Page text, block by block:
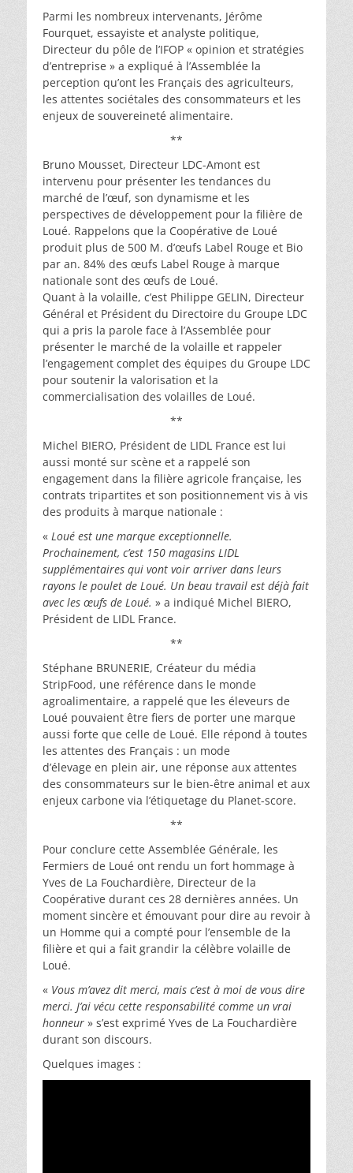
Parmi les nombreux intervenants, Jérôme
Fourquet, essayiste et analyste politique,
Directeur du pôle de l’IFOP « opinion et stratégies
d’entreprise » a expliqué à l’Assemblée la
perception qu’ont les Français des agriculteurs,
les attentes sociétales des consommateurs et les
enjeux de souvereineté alimentaire.
**
Bruno Mousset, Directeur LDC-Amont est
intervenu pour présenter les tendances du
marché de l’œuf, son dynamisme et les
perspectives de développement pour la filière de
Loué. Rappelons que la Coopérative de Loué
produit plus de 500 M. d’œufs Label Rouge et Bio
par an. 84% des œufs Label Rouge à marque
nationale sont des œufs de Loué.
Quant à la volaille, c’est Philippe GELIN, Directeur
Général et Président du Directoire du Groupe LDC
qui a pris la parole face à l’Assemblée pour
présenter le marché de la volaille et rappeler
l’engagement complet des équipes du Groupe LDC
pour soutenir la valorisation et la
commercialisation des volailles de Loué.
**
Michel BIERO, Président de LIDL France est lui
aussi monté sur scène et a rappelé son
engagement dans la filière agricole française, les
contrats tripartites et son positionnement vis à vis
des produits à marque nationale :
« Loué est une marque exceptionnelle.
Prochainement, c’est 150 magasins LIDL
supplémentaires qui vont voir arriver dans leurs
rayons le poulet de Loué. Un beau travail est déjà fait
avec les œufs de Loué. » a indiqué Michel BIERO,
Président de LIDL France.
**
Stéphane BRUNERIE, Créateur du média
StripFood, une référence dans le monde
agroalimentaire, a rappelé que les éleveurs de
Loué pouvaient être fiers de porter une marque
aussi forte que celle de Loué. Elle répond à toutes
les attentes des Français : un mode
d’élevage en plein air, une réponse aux attentes
des consommateurs sur le bien-être animal et aux
enjeux carbone via l’étiquetage du Planet-score.
**
Pour conclure cette Assemblée Générale, les
Fermiers de Loué ont rendu un fort hommage à
Yves de La Fouchardière, Directeur de la
Coopérative durant ces 28 dernières années. Un
moment sincère et émouvant pour dire au revoir à
un Homme qui a compté pour l’ensemble de la
filière et qui a fait grandir la célèbre volaille de
Loué.
« Vous m’avez dit merci, mais c’est à moi de vous dire
merci. J’ai vécu cette responsabilité comme un vrai
honneur » s’est exprimé Yves de La Fouchardière
durant son discours.
Quelques images :